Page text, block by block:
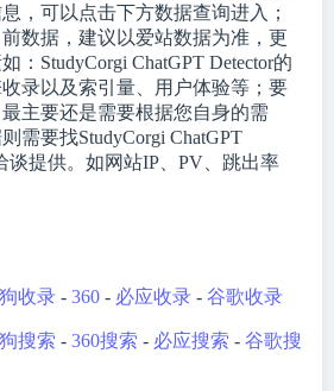
，可以点击下方数据查询进入；
数据，建议以爱站数据为准，更
：StudyCorgi ChatGPT Detector的
录以及索引量、用户体验等；要
主要还是需要根据您自身的需
需要找StudyCorgi ChatGPT
谈提供。如网站IP、PV、跳出率
收录 - 360 - 必应收录 - 谷歌收录
搜索 - 360搜索 - 必应搜索 - 谷歌搜